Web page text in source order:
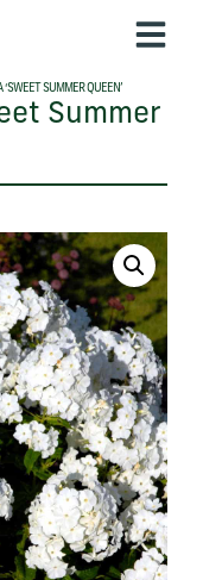
‘SWEET SUMMER QUEEN’
Summer